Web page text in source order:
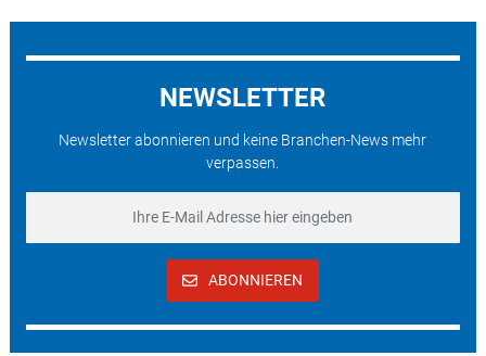
NEWSLETTER
Newsletter abonnieren und keine Branchen-News mehr
verpassen.
ABONNIEREN